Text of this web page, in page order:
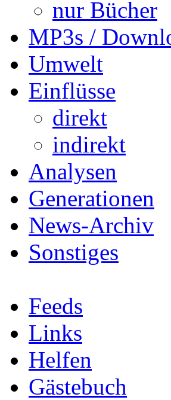
nur Bücher
MP3s /
Umwelt
Einflüsse
direkt
indirekt
Analysen
Generationen
News-Archiv
Sonstiges
Feeds
Links
Helfen
Gästebuch